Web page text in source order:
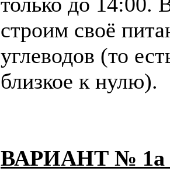
строим своё
углеводов (то
близкое к нулю).
ВАРИАНТ № 1а